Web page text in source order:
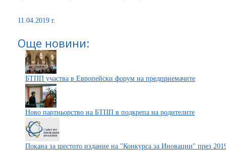
11.04.2019 г.
Още новини:
БТПП участва в Европейски форум на предприемачите
Ново партньорство на БТПП в подкрепа на родителите
Покана за шестото издание на "Конкурса за Иновации" през